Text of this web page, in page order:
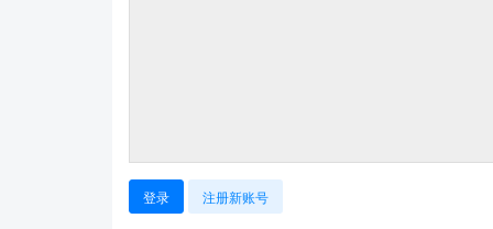
登录 注册新账号